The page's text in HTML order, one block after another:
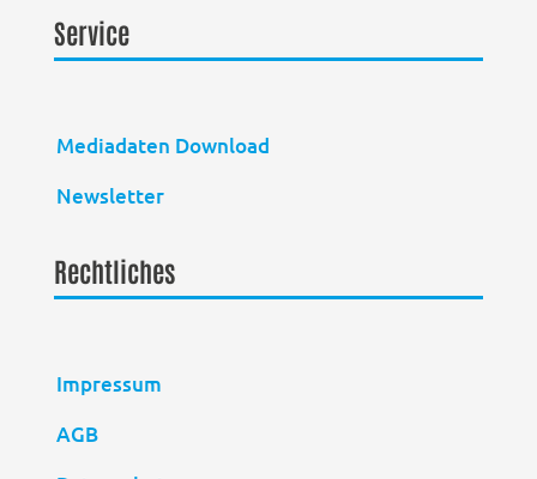
Service
Mediadaten Download
Newsletter
Rechtliches
Impressum
AGB